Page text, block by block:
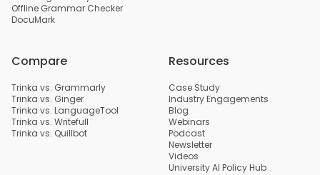
Offline Grammar Checker
DocuMark
Compare
Trinka vs. Grammarly
Trinka vs. Ginger
Trinka vs. LanguageTool
Trinka vs. Writefull
Trinka vs. Quillbot
Resources
Case Study
Industry Engagements
Blog
Webinars
Podcast
Newsletter
Videos
University AI Policy Hub